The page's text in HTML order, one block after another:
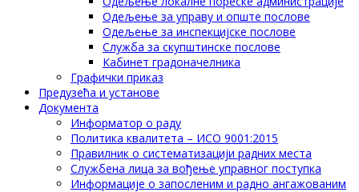
Одељење за управу и опште послове
Одељење за инспекцијске послове
Служба за скупштинске послове
Кабинет градоначелника
Графички приказ
Предузећа и установе
Документа
Информатор о раду
Политика квалитета – ИСО 9001:2015
Правилник о систематизацији радних места
Службена лица за вођење управног поступка
Информације о запосленим и радно ангажованим